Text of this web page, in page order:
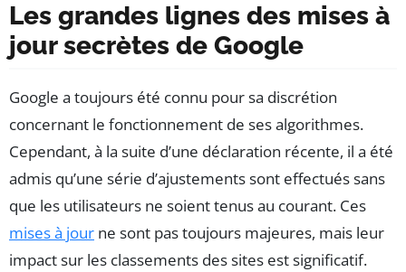
Les grandes lignes des mises à
jour secrètes de Google
Google a toujours été connu pour sa discrétion
concernant le fonctionnement de ses algorithmes.
Cependant, à la suite d’une déclaration récente, il a été
admis qu’une série d’ajustements sont effectués sans
que les utilisateurs ne soient tenus au courant. Ces
mises à jour ne sont pas toujours majeures, mais leur
impact sur les classements des sites est significatif.